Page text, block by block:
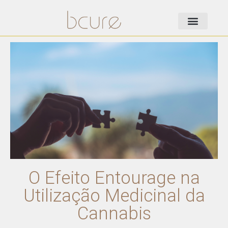
O Efeito Entourage na
Utilização Medicinal da
Cannabis